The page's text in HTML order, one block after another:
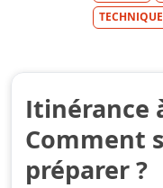
TECHNIQUE
Itinérance
Comment
préparer ?